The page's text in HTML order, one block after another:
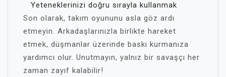
Yeteneklerinizi doğru sırayla kullanmak
Son olarak, takım oyununu asla göz ardı
etmeyin. Arkadaşlarınızla birlikte hareket
etmek, düşmanlar üzerinde baskı kurmanıza
yardımcı olur. Unutmayın, yalnız bir savaşçı her
zaman zayıf kalabilir!